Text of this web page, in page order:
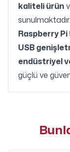
kaliteli ürün
sunulmaktadır.
Raspberry Pi
USB
endüstriyel
güçlü ve